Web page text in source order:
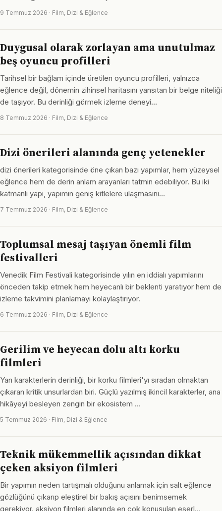
9 Temmuz 2026 · Film, Dizi & Eğlence
Duygusal olarak zorlayan ama unutulmaz
beş oyuncu profilleri
Tarihsel bir bağlam içinde üretilen oyuncu profilleri, yalnızca
eğlence değil, dönemin zihinsel haritasını yansıtan bir belge niteliği
de taşıyor. Bu derinliği görmek izleme deneyi…
8 Temmuz 2026 · Film, Dizi & Eğlence
Dizi önerileri alanında genç yetenekler
dizi önerileri kategorisinde öne çıkan bazı yapımlar, hem yüzeysel
eğlence hem de derin anlam arayanları tatmin edebiliyor. Bu iki
katmanlı yapı, yapımın geniş kitlelere ulaşmasını…
7 Temmuz 2026 · Film, Dizi & Eğlence
Toplumsal mesaj taşıyan önemli film
festivalleri
Venedik Film Festivali kategorisinde yılın en iddialı yapımlarını
önceden takip etmek hem heyecanlı bir beklenti yaratıyor hem de
izleme takvimini planlamayı kolaylaştırıyor.
6 Temmuz 2026 · Film, Dizi & Eğlence
Gerilim ve heyecan dolu altı korku
filmleri
Yan karakterlerin derinliği, bir korku filmleri'yı sıradan olmaktan
çıkaran kritik unsurlardan biri. Güçlü yazılmış ikincil karakterler, ana
hikâyeyi besleyen zengin bir ekosistem …
5 Temmuz 2026 · Film, Dizi & Eğlence
Teknik mükemmellik açısından dikkat
çeken aksiyon filmleri
Bir yapımın neden tartışmalı olduğunu anlamak için salt eğlence
gözlüğünü çıkarıp eleştirel bir bakış açısını benimsemek
gerekiyor. aksiyon filmleri alanında en çok konuşulan eserl…